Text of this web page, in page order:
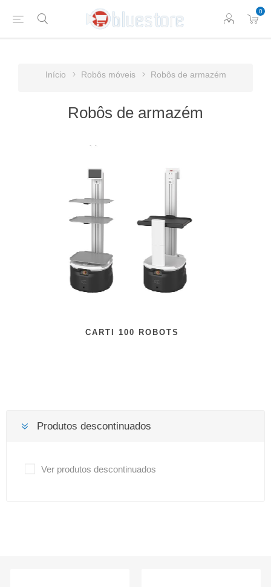
0
Início Robôs móveis Robôs de armazém
Robôs de armazém
CARTI 100 ROBOTS
Produtos descontinuados
Ver produtos descontinuados